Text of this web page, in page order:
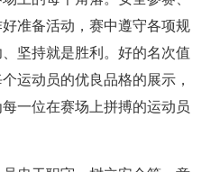
准备活动，赛中遵守各项规
坚持就是胜利。好的名次值
运动员的优良品格的展示，
一位在赛场上拼搏的运动员